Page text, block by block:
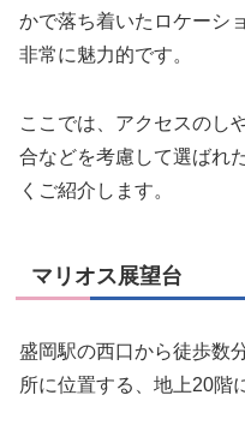
かで落ち着いたロケーシ
非常に魅力的です。
ここでは、アクセスのし
合などを考慮して選ばれ
くご紹介します。
マリオス展望台
盛岡駅の西口から徒歩数
所に位置する、地上20階